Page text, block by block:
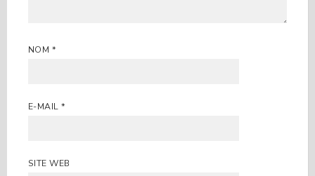
NOM *
E-MAIL*
SITE WEB